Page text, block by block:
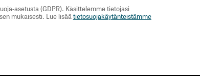
asetusta (GDPR). Käsittelemme tietojasi
mukaisesti. Lue lisäätietosuojakäytänteistämme